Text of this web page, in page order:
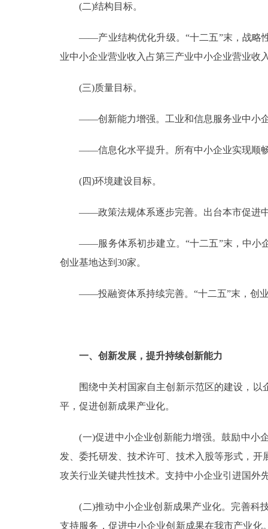
(二)结构目标。
——产业结构优化升级。“十二五”末，战略性
业中小企业营业收入占第三产业中小企业营业收
(三)质量目标。
——创新能力增强。工业和信息服务业中小企
——信息化水平提升。所有中小企业实现顺畅
(四)环境建设目标。
——政策法规体系逐步完善。出台本市促进中
——服务体系初步建立。“十二五”末，中小企
创业基地达到30家。
——投融资体系持续完善。“十二五”末，创业
一、创新发展，提升持续创新能力
围绕中关村国家自主创新示范区的建设，以
平，促进创新成果产业化。
(一)促进中小企业创新能力增强。鼓励中小企
发、委托研发、技术许可、技术入股等形式，
攻关行业关键共性技术。支持中小企业引进国外
(二)推动中小企业创新成果产业化。完善科技
支持服务，促进中小企业创新成果在我市产业